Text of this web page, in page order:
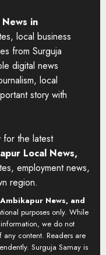
in
local business
from Surguja
digital news
local
story with
for the latest
Local News,
employment news,
region.
News, and
purposes only. While
we do not
content. Readers are
Surguja Samay is